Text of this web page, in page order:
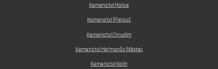
Kamenictví Holice
Kamenictví Přelouč
Kamenictví Chrudim
Kamenictví Heřmanův Městec
Kamenictví Kolín